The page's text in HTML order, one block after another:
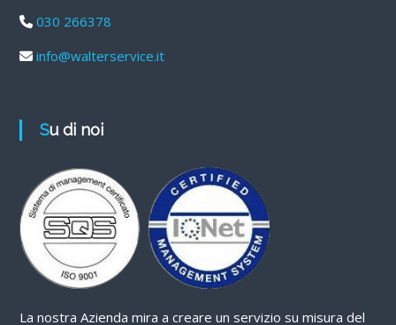
030 266378
info@walterservice.it
Su di noi
La nostra Azienda mira a creare un servizio su misura del